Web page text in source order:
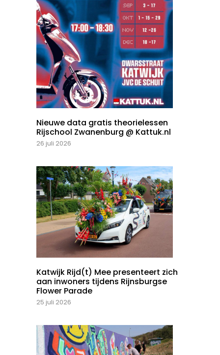
Nieuwe data gratis theorielessen
Rijschool Zwanenburg @ Kattuk.nl
26 juli 2026
Katwijk Rijd(t) Mee presenteert zich
aan inwoners tijdens Rijnsburgse
Flower Parade
25 juli 2026